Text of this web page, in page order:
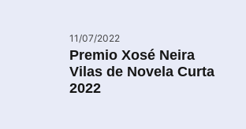
11/07/2022
Premio Xosé Neira
Vilas de Novela Curta
2022